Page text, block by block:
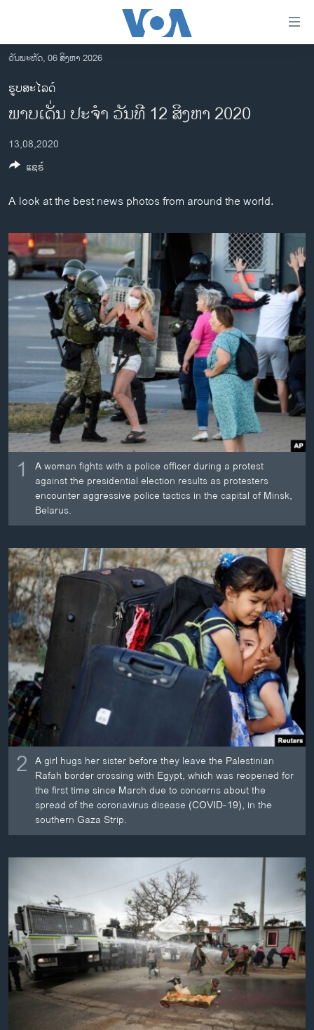
ເຂົ້າ
ຫາ
ຂ້າມ
ຂ້າມ
ໄປ
ຫາ
ຄົ້ນ
ລາວ
ອາເມຣິກາ
ການເລືອກຕັ້ງ ປະທານາທີບໍດີ ສະຫະລັດ 2024
ຂ່າວ​ຈີນ
ໂລກ
ອິດສະຫຼະພາບດ້ານການຂ່າວ
ຊີວິດຊາວລາວ
ຊຸມຊົນຊາວລາວ
ວິທະຍາສາດ-ເທັກໂນໂລຈີ
ທຸລະກິດ
ພາສາອັງກິດ
ວີດີໂອ
ສຽງ
ລາຍການກະຈາຍສຽງ
ລາຍງານ
ຕິດຕາມພວກເຮົາ ທີ່
ພາສາຕ່າງໆ
ວັນພະຫັດ, 06 ສິງຫາ 2026
ຮູບສະໄລດ໌
ພາບເດັ່ນ ປະຈຳ ວັນທີ 12 ສິງຫາ 2020
13,08,2020
A look at the best news photos from around the world.
1
A woman fights with a police officer during a protest
against the presidential election results as protesters
encounter aggressive police tactics in the capital of Minsk,
Belarus.
2 A girl hugs her sister before they leave the Palestinian
Rafah border crossing with Egypt, which was reopened for
the first time since March due to concerns about the
spread of the coronavirus disease (COVID-19), in the
southern Gaza Strip.
ແຊຣ໌